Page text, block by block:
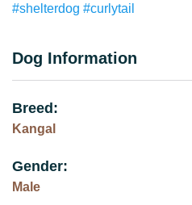
#shelterdog #curlytail
Dog Information
Breed:
Kangal
Gender:
Male